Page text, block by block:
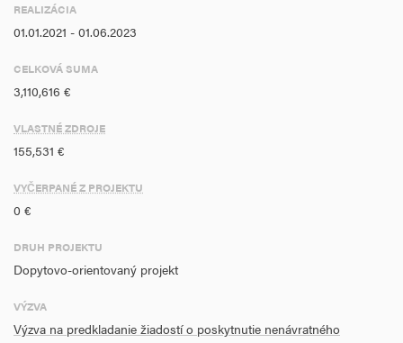
organizáciami a samosprávou Slovenskej republiky.
REALIZÁCIA
01.01.2021 - 01.06.2023
CELKOVÁ SUMA
3,110,616 €
VLASTNÉ ZDROJE
155,531 €
VYČERPANÉ Z PROJEKTU
0 €
DRUH PROJEKTU
Dopytovo-orientovaný projekt
VÝZVA
Výzva na predkladanie žiadostí o poskytnutie nenávratného